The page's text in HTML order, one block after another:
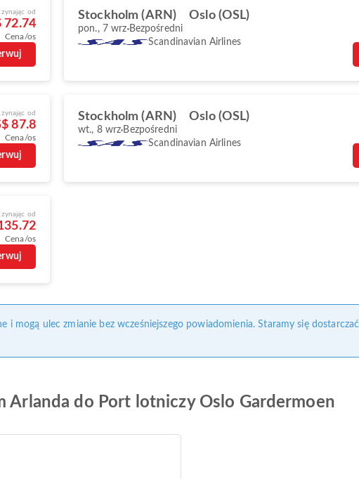
od
72.74
Cena/os
Stockholm (ARN) Oslo (OSL)
pon., 7 wrz Bezpośredni
Scandinavian Airlines
od
87.8
Cena/os
Stockholm (ARN) Oslo (OSL)
wt., 8 wrz Bezpośredni
Scandinavian Airlines
od
Cena/os
mogą ulec zmianie bez wcześniejszego powiadomienia. Staramy się dostarczać
Arlanda do Port lotniczy Oslo Gardermoen